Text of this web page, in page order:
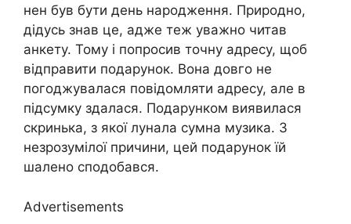
нен був бути день народження. Природно,
дідусь знав це, адже теж уважно читав
анкету. Тому і попросив точну адресу, щоб
відправити подарунок. Вона довго не
погоджувалася повідомляти адресу, але в
підсумку здалася. Подарунком виявилася
скринька, з якої лунала сумна музика. З
незрозумілої причини, цей подарунок їй
шалено сподобався.
Advertisements